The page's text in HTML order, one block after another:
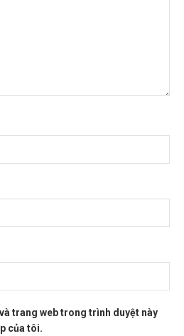
trang web trong trình duyệt này
của tôi.